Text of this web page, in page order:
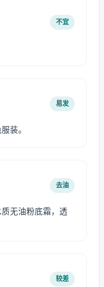
不宜
易发
装。
去油
无油粉底霜，透
较差